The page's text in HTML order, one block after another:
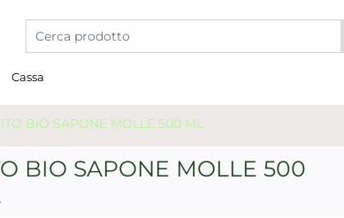
La modifica di un filtro aggiorna
Cassa
BIO SAPONE MOLLE 500 ML
BIO SAPONE MOLLE 500